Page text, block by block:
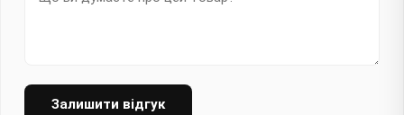
Залишити відгук